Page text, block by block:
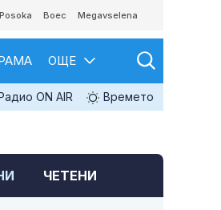
Posoka Boec Megavselena
ОЩЕ
ON AIR Времето
ЧЕТЕНИ